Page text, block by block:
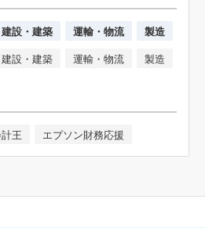
建設・建築 運輸・物流 製造
建設・建築 運輸・物流 製造
王 エプソン財務応援